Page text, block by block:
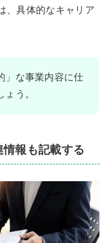
、具体的なキャリア
」な事業内容に仕
ょう。
報も記載する